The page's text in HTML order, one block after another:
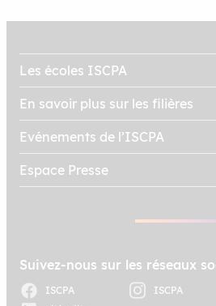
Directeur de la communication
Web agency
Agence média
Agence d’événementiel
Agence de relations publiques
Agence de marketing direct
Réseaux d’affichage
Régies publicitaires
Communication en agence et
Les écoles ISCPA
En savoir plus sur les filières
Evénements de l’ISCPA
Espace Presse
Suivez-nous sur les réseaux
ISCPA ISCPA